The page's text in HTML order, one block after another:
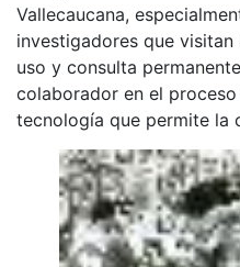
Vallecaucana,
investigadores que
uso y consulta
colaborador en el
tecnología que permite la